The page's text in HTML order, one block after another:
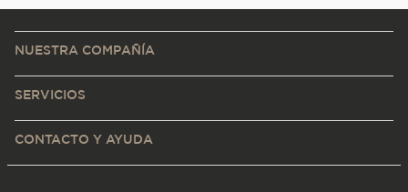
NUESTRA COMPAÑÍA
SERVICIOS
CONTACTO Y AYUDA